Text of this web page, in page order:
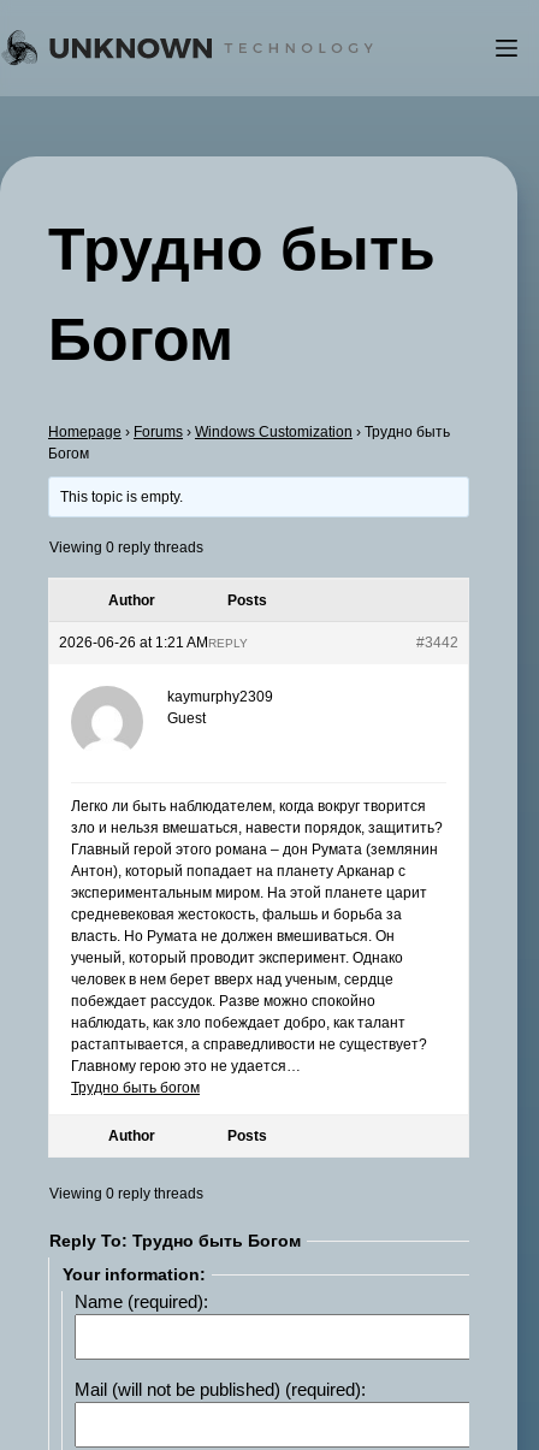
Skip
Трудно быть
Богом
Homepage › Forums › Windows Customization › Трудно быть
Богом
This topic is empty.
Viewing 0 reply threads
Author Posts
2026-06-26 at 1:21 AM #3442
REPLY
kaymurphy2309
Guest
Легко ли быть наблюдателем, когда вокруг творится
зло и нельзя вмешаться, навести порядок, защитить?
Главный герой этого романа – дон Румата (землянин
Антон), который попадает на планету Арканар с
экспериментальным миром. На этой планете царит
средневековая жестокость, фальшь и борьба за
власть. Но Румата не должен вмешиваться. Он
ученый, который проводит эксперимент. Однако
человек в нем берет вверх над ученым, сердце
побеждает рассудок. Разве можно спокойно
наблюдать, как зло побеждает добро, как талант
растаптывается, а справедливости не существует?
Главному герою это не удается…
Трудно быть богом
Author Posts
Viewing 0 reply threads
Reply To: Трудно быть Богом
Your information:
Name (required):
Mail (will not be published) (required):